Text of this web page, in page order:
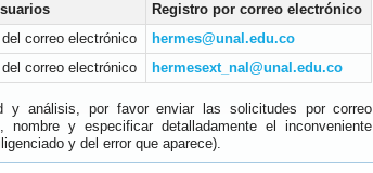
Registro por correo electrónico
correo electrónico
hermes@unal.edu.co
correo electrónico hermesext_nal@unal.edu.co
y análisis, por favor enviar las solicitudes por correo
y especificar detalladamente el inconveniente
y del error que aparece).